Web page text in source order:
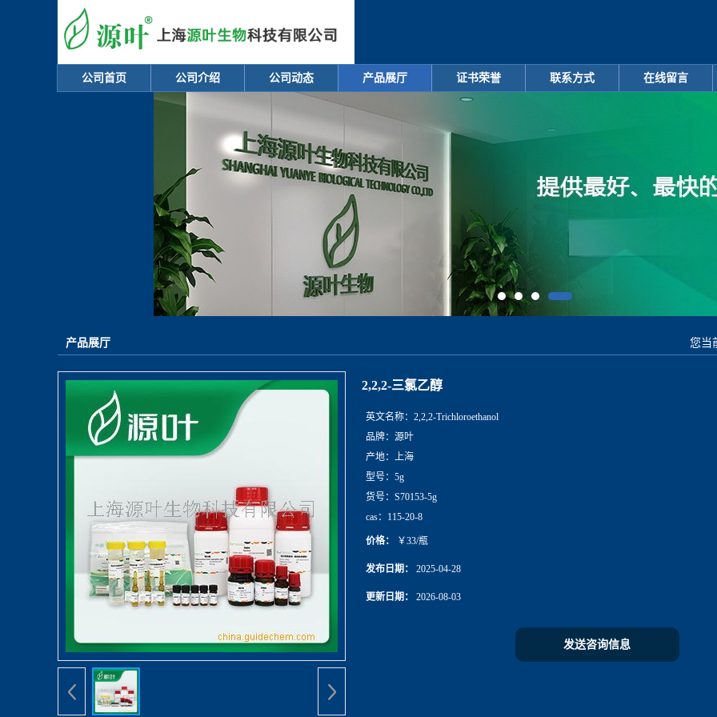
公司首页 公司介绍 公司动态 产品展厅 证书荣誉 联系方式 在线留言
产品展厅 您当
2,2,2-三氯乙醇
英文名称： 2,2,2-Trichloroethanol
品牌： 源叶
产地： 上海
型号： 5g
货号： S70153-5g
cas： 115-20-8
价格： ￥33/瓶
发布日期： 2025-04-28
更新日期： 2026-08-03
发送咨询信息